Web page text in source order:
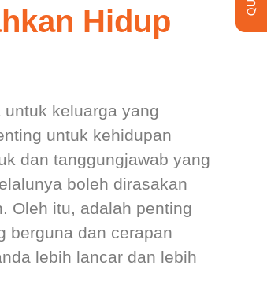
Hidup
keluarga yang
untuk kehidupan
dan tanggungjawab yang
boleh dirasakan
Oleh itu, adalah penting
berguna dan cerapan
lebih lancar dan lebih